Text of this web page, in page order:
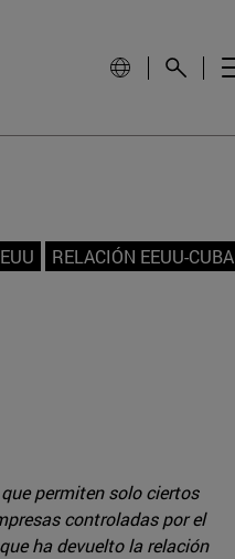
RELACIÓN EEUU-CUBA
permiten solo ciertos
controladas por el
ha devuelto la relación